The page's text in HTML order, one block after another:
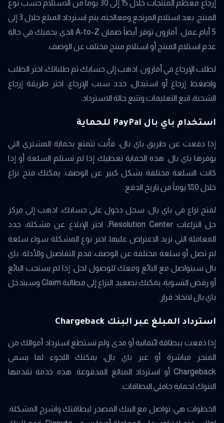
إرجاع معظم المنتجات خلال 15 إلى 30 يوماً من الاستلام حسب نوع
المنتج. بعد استلام المرتجع ومعالجته، يتم استرداد المبلغ خلال 3 إلى
5 أيام عمل. أمازون توفر أيضاً ضمان A-to-Z الذي يحميك في حالة
عدم استلام المنتج أو استلام منتج مختلف عن الوصف.
لطلب الإرجاع في أمازون: اذهب إلى حسابك ثم طلباتك، اختر الطلب
واضغط إرجاع أو استبدال، حدد سبب الإرجاع، اختر طريقة إرجاع
الشحنة، اتبع التعليمات وتتبع حالة الاسترداد.
استخدام باي بال PayPal للحماية
إذا دفعت عن طريق باي بال، فأنت تتمتع بحماية المشتري التي
يوفرها باي بال. هذه الحماية تغطيك إذا لم تستلم السلعة أو إذا
كانت السلعة مختلفة بشكل كبير عن الوصف. يمكنك فتح نزاع
خلال 180 يوماً من تاريخ الدفع.
لفتح نزاع في باي بال: سجل دخول على حسابك، اذهب إلى مركز
حل النزاعات Resolution Center، اختر الإبلاغ عن مشكلة، حدد
المعاملة التي تريد الاعتراض عليها، اختر نوع المشكلة سواء سلعة
لم تصل أو سلعة مختلفة عن الوصف، قدم التفاصيل والأدلة. باي
بال سيتواصل مع البائع ومعك للوصول لحل. إذا لم يستجب البائع
أو رفض التسوية، يمكنك تصعيد النزاع إلى مطالبة Claim وسيتدخل
باي بال لاتخاذ قرار.
استرداد المبلغ عبر البنك Chargeback
إذا دفعت ببطاقة ائتمانية أو مدى ولم تستطع استرداد أموالك من
المتجر مباشرة أو عبر باي بال، يمكنك اللجوء لما يسمى
Chargeback أو استرداد المبالغ المدفوعة. هذه خدمة تقدمها
البنوك لحماية حاملي البطاقات.
الخطوات هي: تواصل مع البنك المصدر لبطاقتك واشرح المشكلة.